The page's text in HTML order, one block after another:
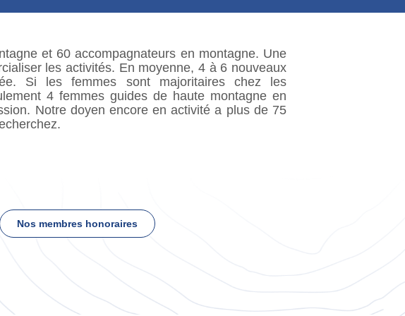
et 60 accompagnateurs en montagne. Une
les activités. En moyenne, 4 à 6 nouveaux
Si les femmes sont majoritaires chez les
4 femmes guides de haute montagne en
Notre doyen encore en activité a plus de 75
Nos membres honoraires